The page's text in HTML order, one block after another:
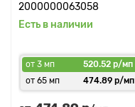
2000000063058
Есть в наличии
от 3 мп
520.52 р/мп
от 65 мп
474.89 р/мп